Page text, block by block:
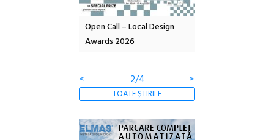
Open Call – Local Design
Awards 2026
<
2/4 >
TOATE ȘTIRILE